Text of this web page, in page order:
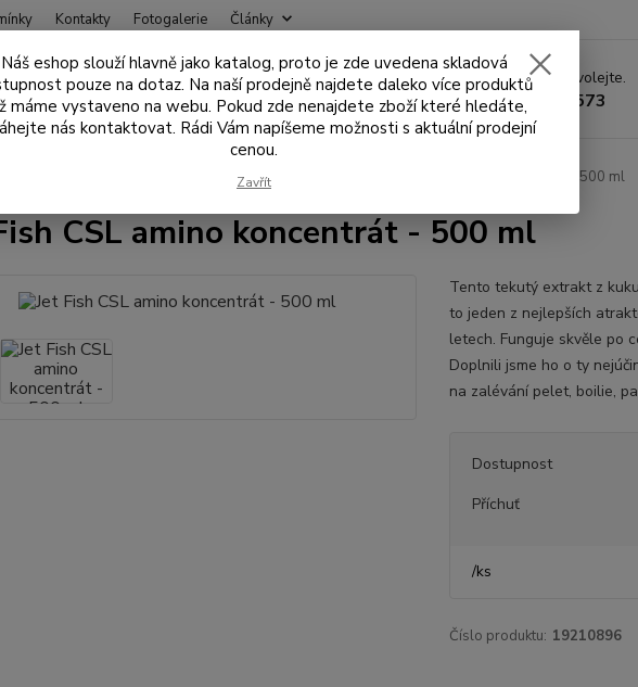
Kontakty Fotogalerie Články
Hledat Nevíte si rady? Zavolejte.
+420 732 707 573
Boostery, Dipy, Essence, Oleje Jet Fish CSL amino koncentrát - 500 ml
CSL amino koncentrát - 500 ml
Tento tekutý extrakt z
to jeden z nejlepších
letech. Funguje skvěle po
Doplnili jsme ho o ty
na zalévání pelet, boilie,
Dostupnost
Příchuť
/ks
Číslo produktu: 19210896
Náš eshop slouží hlavně jako katalog, proto je zde uvedena skladová
pouze na dotaz. Na naší prodejně najdete daleko více produktů
máme vystaveno na webu. Pokud zde nenajdete zboží které hledáte,
nás kontaktovat. Rádi Vám napíšeme možnosti s aktuální prodejní
cenou.
Zavřít